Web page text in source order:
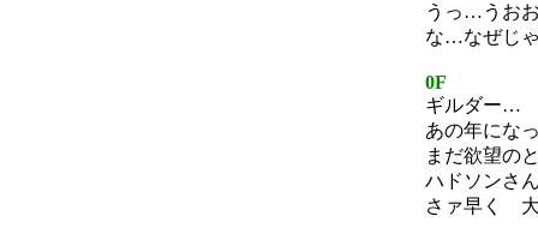
うっ…うお
な…なぜじ
0F
ギルダー…
あの年にな
まだ欲望の
ハドソンさ
さァ早く